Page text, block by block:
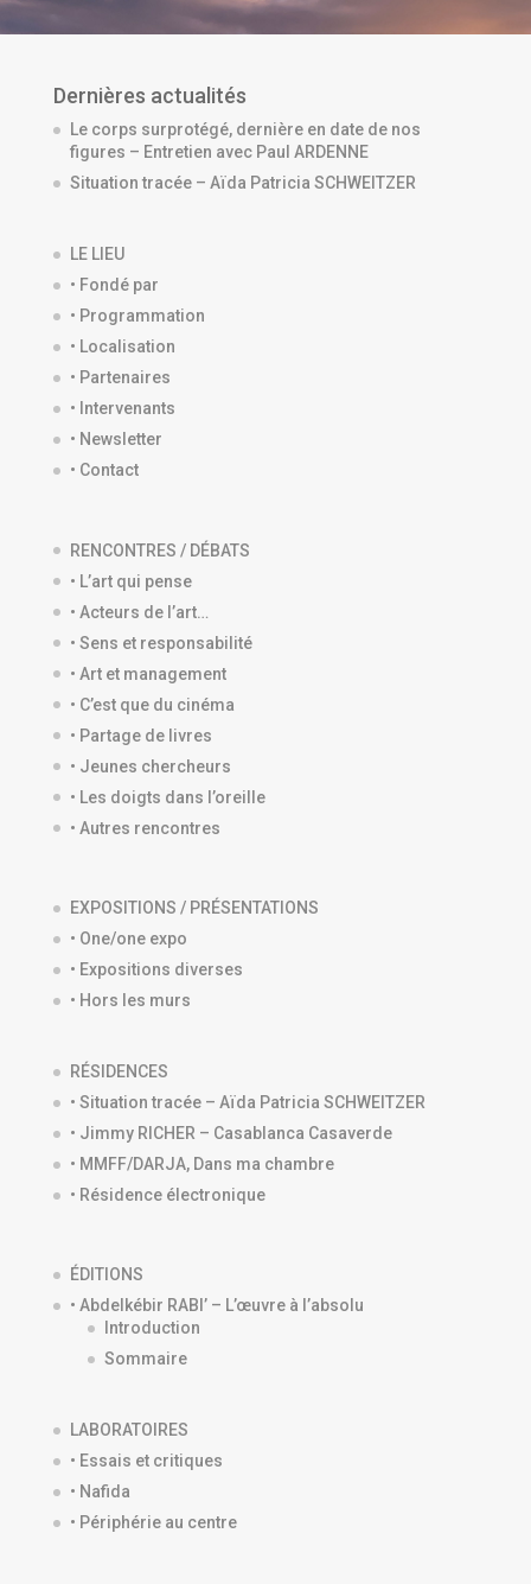
Dernières actualités
Le corps surprotégé, dernière en date de nos
figures – Entretien avec Paul ARDENNE
Situation tracée – Aïda Patricia SCHWEITZER
LE LIEU
• Fondé par
• Programmation
• Localisation
• Partenaires
• Intervenants
• Newsletter
• Contact
RENCONTRES / DÉBATS
• L’art qui pense
• Acteurs de l’art…
• Sens et responsabilité
• Art et management
• C’est que du cinéma
• Partage de livres
• Jeunes chercheurs
• Les doigts dans l’oreille
• Autres rencontres
EXPOSITIONS / PRÉSENTATIONS
• One/one expo
• Expositions diverses
• Hors les murs
RÉSIDENCES
• Situation tracée – Aïda Patricia SCHWEITZER
• Jimmy RICHER – Casablanca Casaverde
• MMFF/DARJA, Dans ma chambre
• Résidence électronique
ÉDITIONS
• Abdelkébir RABI’ – L’œuvre à l’absolu
Introduction
Sommaire
LABORATOIRES
• Essais et critiques
• Nafida
• Périphérie au centre